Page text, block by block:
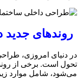
روندهای
در دنیای امروزی،
تحول است. برخی از
می‌شود، شامل موارد